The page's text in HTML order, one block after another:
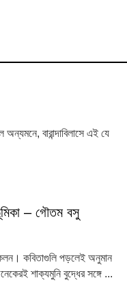
বারান্দাবিলাসে এই যে
– গৌতম বসু
কবিতাগুলি পড়লেই অনুমান
শাক্যমুনি বুদ্ধের সঙ্গে ...